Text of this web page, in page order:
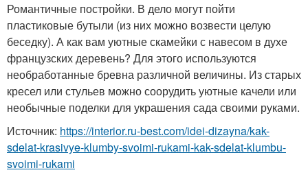
Романтичные постройки. В дело могут пойти
пластиковые бутыли (из них можно возвести целую
беседку). А как вам уютные скамейки с навесом в духе
французских деревень? Для этого используются
необработанные бревна различной величины. Из старых
кресел или стульев можно соорудить уютные качели или
необычные поделки для украшения сада своими руками.
Источник: https://interior.ru-best.com/idei-dizayna/kak-
sdelat-krasivye-klumby-svoimi-rukami-kak-sdelat-klumbu-
svoimi-rukami